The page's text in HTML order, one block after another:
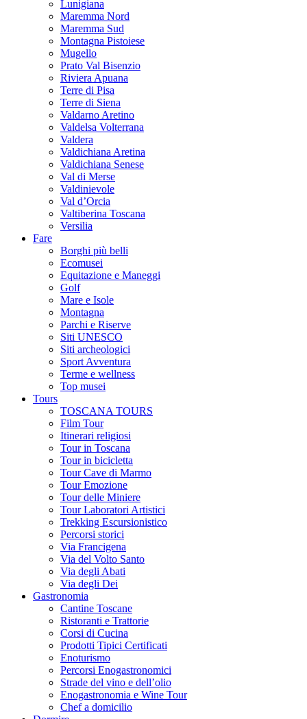
Lunigiana
Maremma Nord
Maremma Sud
Montagna Pistoiese
Mugello
Prato Val Bisenzio
Riviera Apuana
Terre di Pisa
Terre di Siena
Valdarno Aretino
Valdelsa Volterrana
Valdera
Valdichiana Aretina
Valdichiana Senese
Val di Merse
Valdinievole
Val d’Orcia
Valtiberina Toscana
Versilia
Fare
Borghi più belli
Ecomusei
Equitazione e Maneggi
Golf
Mare e Isole
Montagna
Parchi e Riserve
Siti UNESCO
Siti archeologici
Sport Avventura
Terme e wellness
Top musei
Tours
TOSCANA TOURS
Film Tour
Itinerari religiosi
Tour in Toscana
Tour in bicicletta
Tour Cave di Marmo
Tour Emozione
Tour delle Miniere
Tour Laboratori Artistici
Trekking Escursionistico
Percorsi storici
Via Francigena
Via del Volto Santo
Via degli Abati
Via degli Dei
Gastronomia
Cantine Toscane
Ristoranti e Trattorie
Corsi di Cucina
Prodotti Tipici Certificati
Enoturismo
Percorsi Enogastronomici
Strade del vino e dell’olio
Enogastronomia e Wine Tour
Chef a domicilio